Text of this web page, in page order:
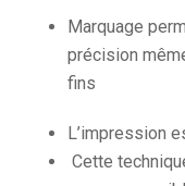
Marquage
précision
fins
L’impression
Cette